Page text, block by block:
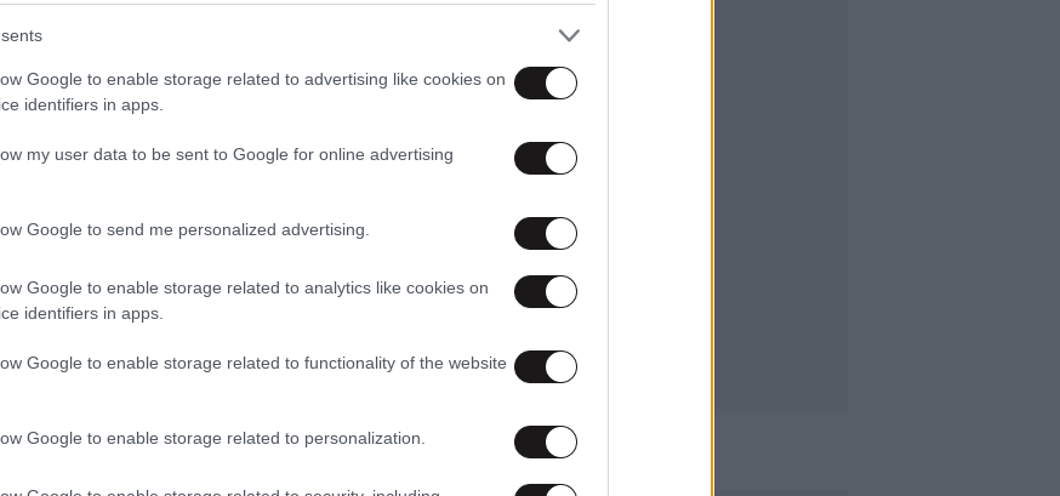
Google to enable storage related to advertising like cookies on
identifiers in apps.
my user data to be sent to Google for online advertising
Google to send me personalized advertising.
Google to enable storage related to analytics like cookies on
identifiers in apps.
Google to enable storage related to functionality of the website
Google to enable storage related to personalization.